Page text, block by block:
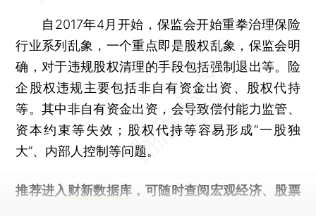
自2017年4月开始，保监会开始重拳治理保险
行业系列乱象，一个重点即是股权乱象，保监会明
确，对于违规股权清理的手段包括强制退出等。险
企股权违规主要包括非自有资金出资、股权代持
等。其中非自有资金出资，会导致偿付能力监管、
资本约束等失效；股权代持等容易形成“一股独
大”、内部人控制等问题。
推荐进入 财新数据库 ，可随时查阅宏观经济、股票